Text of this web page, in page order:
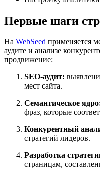
Первые шаги
На WebSeed применяется
аудите и анализе
продвижение:
SEO-аудит:
мест сайта.
Семантическое
фраз, которые
Конкурентный
стратегий лидеров.
Разработка
страницам,